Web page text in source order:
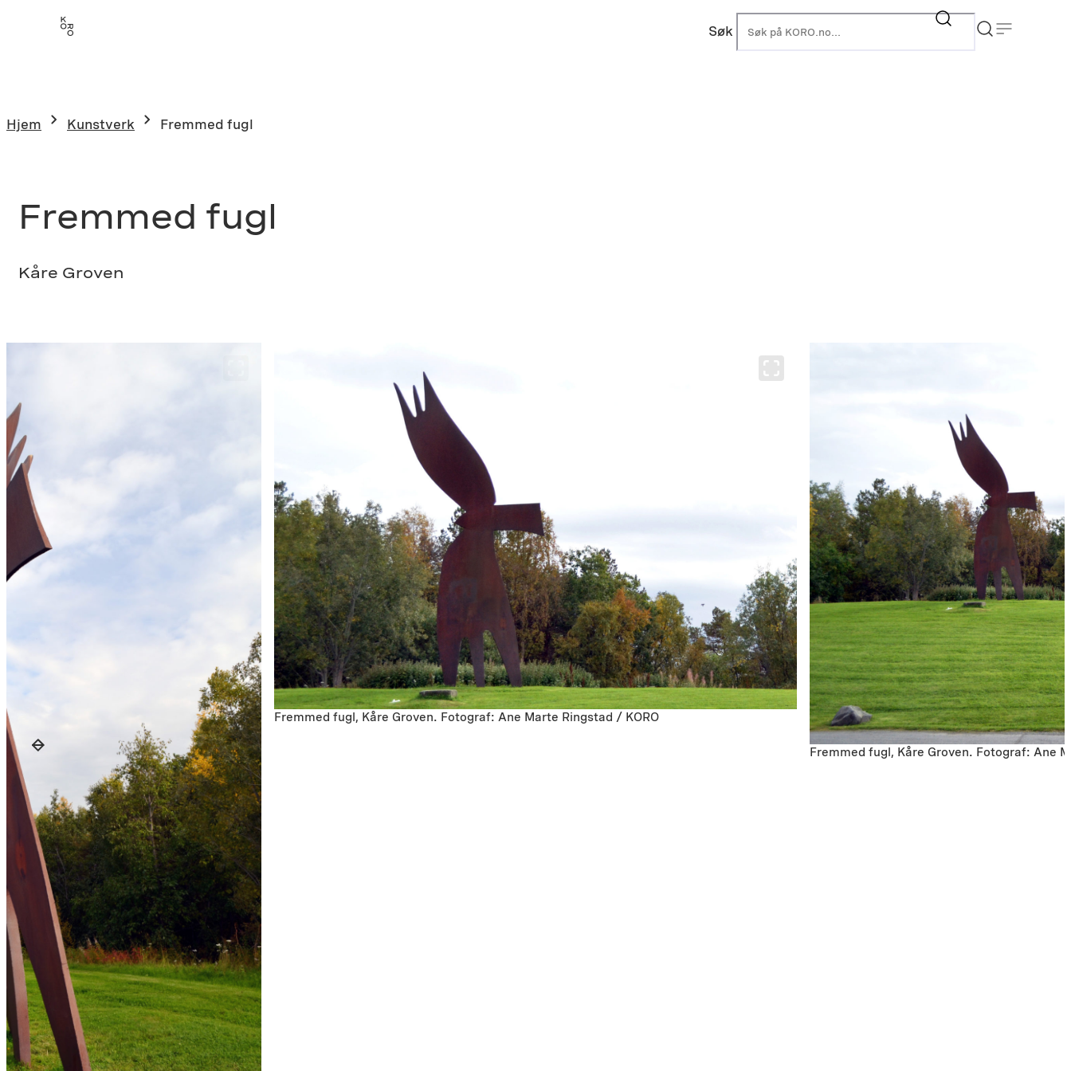
Søk
Hjem Kunstverk Fremmed fugl
Fremmed fugl
Kåre Groven
Fremmed fugl, Kåre Groven. Fotograf: Ane Marte Ringstad / KORO
Fremmed fugl, Kåre Groven. Fotograf: Ane